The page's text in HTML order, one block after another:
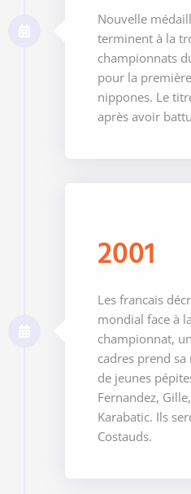
Nouvelle
terminent à la
championnats
pour la
nippones. Le
après avoir
2001
Les francais
mondial face à
championnat,
cadres prend
de jeunes
Fernandez,
Karabatic. Ils
Costauds.